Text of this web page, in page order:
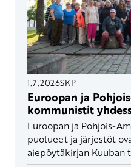
1.7.2026SKP
Euroopan ja
kommunistit
Euroopan ja Pohjois-
puolueet ja järjestöt
aiepöytäkirjan Kuuban